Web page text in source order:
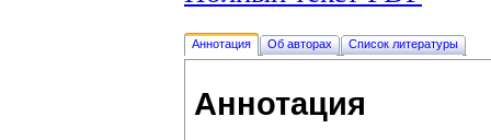
Аннотация Об авторах Список литературы
Аннотация